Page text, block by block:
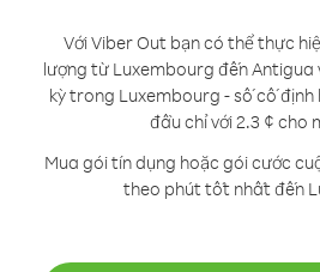
Với Viber Out bạn có thể thực
lượng từ Luxembourg đến Antigua
kỳ trong Luxembourg - số cố
đầu chỉ với 2.3 ¢ cho
Mua gói tín dụng hoặc gói cước
theo phút tốt nhất đến